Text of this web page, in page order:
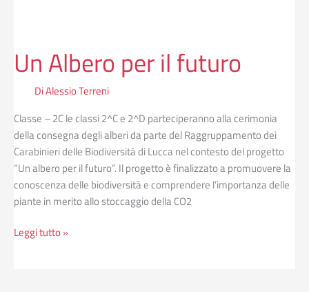
Un Albero per il futuro
DiAlessio Terreni
Classe – 2C le classi 2^C e 2^D parteciperanno alla cerimonia
della consegna degli alberi da parte del Raggruppamento dei
Carabinieri delle Biodiversità di Lucca nel contesto del progetto
“Un albero per il futuro”. Il progetto è finalizzato a promuovere la
conoscenza delle biodiversità e comprendere l’importanza delle
piante in merito allo stoccaggio della CO2
Leggi tutto »